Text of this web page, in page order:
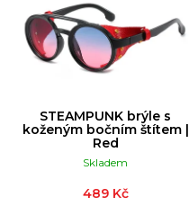
STEAMPUNK brýle s
koženým bočním štítem |
Red
Skladem
489 Kč